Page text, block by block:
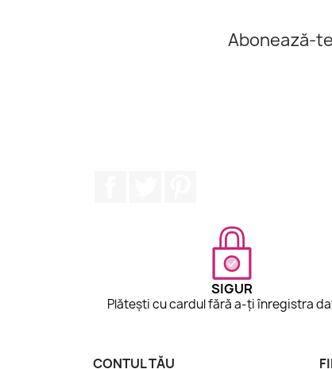
Abonează-
SIGUR
Plătești cu cardul fără a-ți înregistra
CONTUL TĂU